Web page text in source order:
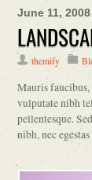
June 11, 2008
themify
Mauris
vulputate nibh
pellentesque.
nibh, nec